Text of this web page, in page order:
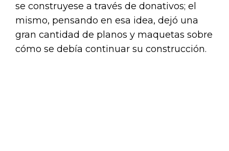
se construyese a través de donativos; el
mismo, pensando en esa idea, dejó una
gran cantidad de planos y maquetas sobre
cómo se debía continuar su construcción.